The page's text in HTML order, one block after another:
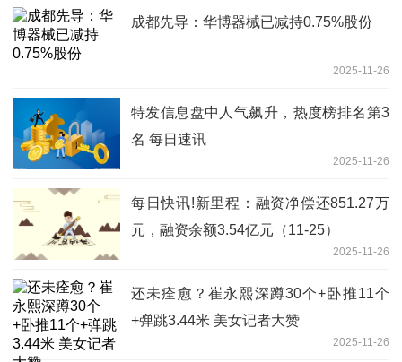
成都先导：华博器械已减持0.75%股份
2025-11-26
特发信息盘中人气飙升，热度榜排名第3
名 每日速讯
2025-11-26
每日快讯!新里程：融资净偿还851.27万
元，融资余额3.54亿元（11-25）
2025-11-26
还未痊愈？崔永熙深蹲30个+卧推11个
+弹跳3.44米 美女记者大赞
2025-11-26